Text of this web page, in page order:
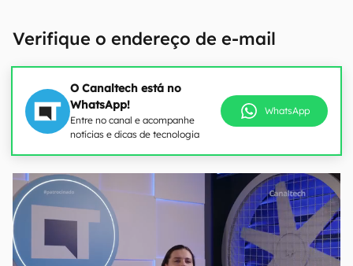
Verifique o endereço de e-mail
O Canaltech está no
WhatsApp!
Entre no canal e acompanhe
notícias e dicas de tecnologia
WhatsApp